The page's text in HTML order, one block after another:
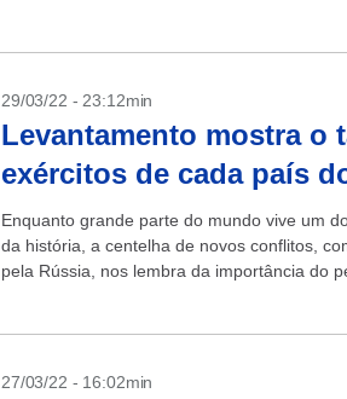
29/03/22 - 23:12min
Levantamento mostra o
exércitos de cada país
Enquanto grande parte do mundo vive um
da história, a centelha de novos conflitos,
pela Rússia, nos lembra da importância do
27/03/22 - 16:02min